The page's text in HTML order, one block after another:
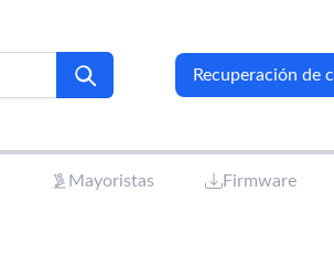
Recuperación de
Mayoristas Firmware